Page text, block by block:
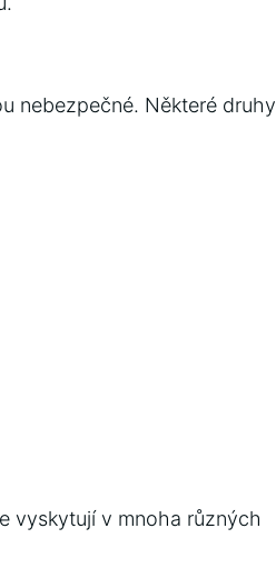
nebezpečné. Některé druhy
vyskytují v mnoha různých